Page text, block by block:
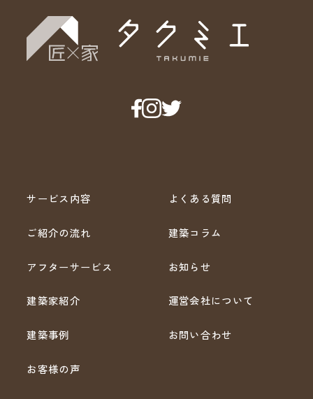
サービス内容
ご紹介の流れ
アフターサービス
建築家紹介
建築事例
お客様の声
よくある質問
建築コラム
お知らせ
運営会社について
お問い合わせ